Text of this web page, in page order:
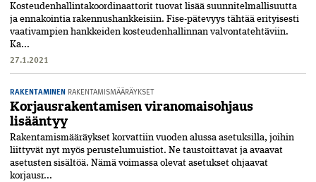
Kosteudenhallintakoordinaattorit tuovat lisää suunnitelmallisuutta
ja ennakointia rakennushankkeisiin. Fise-pätevyys tähtää erityisesti
vaativampien hankkeiden kosteudenhallinnan valvontatehtäviin.
Ka...
27.1.2021
RAKENTAMINEN RAKENTAMISMÄÄRÄYKSET
Korjausrakentamisen viranomaisohjaus
lisääntyy
Rakentamismääräykset korvattiin vuoden alussa asetuksilla, joihin
liittyvät nyt myös perustelumuistiot. Ne taustoittavat ja avaavat
asetusten sisältöä. Nämä voimassa olevat asetukset ohjaavat
korjausr...